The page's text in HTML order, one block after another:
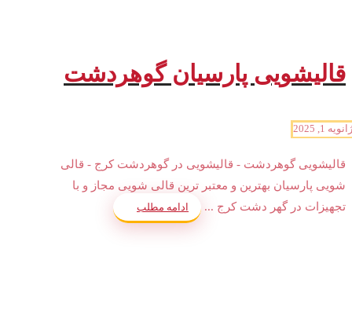
قالیشویی پارسیان گوهردشت
ژانویه 1, 2025
قالیشویی گوهردشت - قالیشویی در گوهردشت کرج - قالی
شویی پارسیان بهترین و معتبر ترین قالی شویی مجاز و با
تجهیزات در گهر دشت کرج ...
ادامه مطلب